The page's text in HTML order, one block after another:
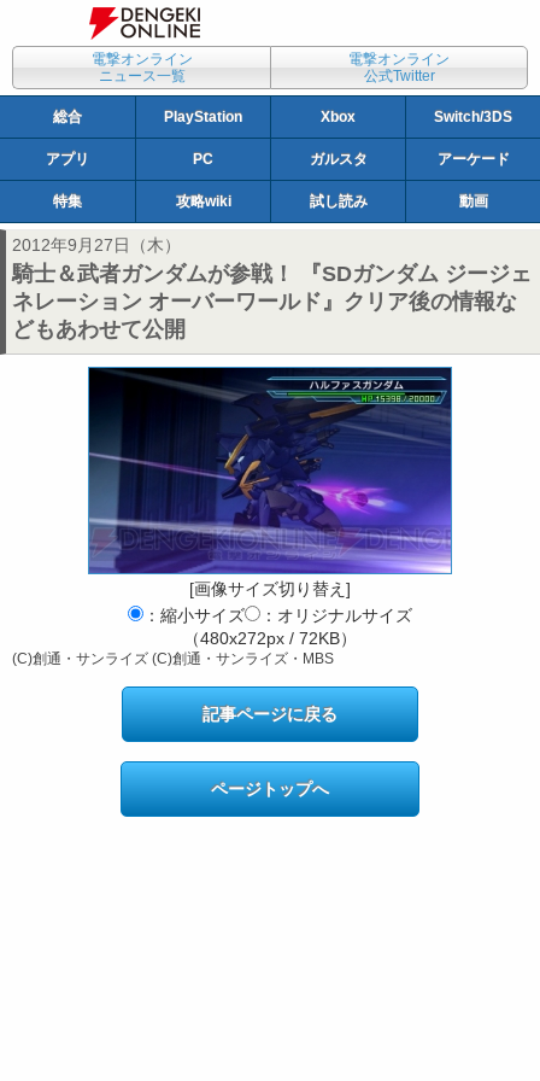
電撃オンライン
ニュース一覧
電撃オンライン
公式Twitter
総合 PlayStation Xbox Switch/3DS
アプリ PC ガルスタ アーケード
特集 攻略wiki 試し読み 動画
2012年9月27日（木）
騎士＆武者ガンダムが参戦！ 『SDガンダム ジージェ
ネレーション オーバーワールド』クリア後の情報な
どもあわせて公開
[画像サイズ切り替え]
：縮小サイズ
：オリジナルサイズ
（480x272px / 72KB）
(C)創通・サンライズ (C)創通・サンライズ・MBS
記事ページに戻る
ページトップへ